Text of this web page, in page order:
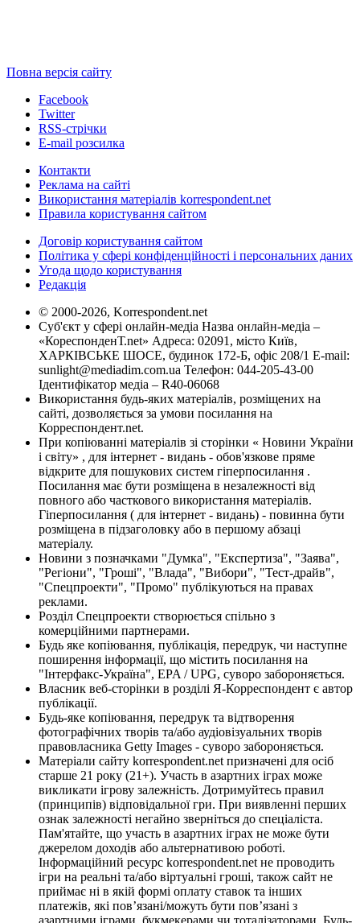
Повна версія сайту
Facebook
Twitter
RSS-стрічки
E-mail розсилка
Контакти
Реклама на сайті
Використання матеріалів korrespondent.net
Правила користування сайтом
Договір користування сайтом
Політика у сфері конфіденційності і персональних даних
Угода щодо користування
Редакція
© 2000-2026, Korrespondent.net
Суб'єкт у сфері онлайн-медіа Назва онлайн-медіа –
«КореспонденТ.net» Адреса: 02091, місто Київ,
ХАРКІВСЬКЕ ШОСЕ, будинок 172-Б, офіс 208/1 E-mail:
sunlight@mediadim.com.ua Телефон: 044-205-43-00
Ідентифікатор медіа – R40-06068
Використання будь-яких матеріалів, розміщених на
сайті, дозволяється за умови посилання на
Корреспондент.net.
При копіюванні матеріалів зі сторінки « Новини України
і світу» , для інтернет - видань - обов'язкове пряме
відкрите для пошукових систем гіперпосилання .
Посилання має бути розміщена в незалежності від
повного або часткового використання матеріалів.
Гіперпосилання ( для інтернет - видань) - повинна бути
розміщена в підзаголовку або в першому абзаці
матеріалу.
Новини з позначками "Думка", "Експертиза", "Заява",
"Регіони", "Гроші", "Влада", "Вибори", "Тест-драйв",
"Спецпроекти", "Промо" публікуються на правах
реклами.
Розділ Спецпроекти створюється спільно з
комерційними партнерами.
Будь яке копіювання, публікація, передрук, чи наступне
поширення інформації, що містить посилання на
"Інтерфакс-Україна", EPA / UPG, суворо забороняється.
Власник веб-сторінки в розділі Я-Корреспондент є автор
публікації.
Будь-яке копіювання, передрук та відтворення
фотографічних творів та/або аудіовізуальних творів
правовласника Getty Images - суворо забороняється.
Матеріали сайту korrespondent.net призначені для осіб
старше 21 року (21+). Участь в азартних іграх може
викликати ігрову залежність. Дотримуйтесь правил
(принципів) відповідальної гри. При виявленні перших
ознак залежності негайно зверніться до спеціаліста.
Пам'ятайте, що участь в азартних іграх не може бути
джерелом доходів або альтернативою роботі.
Інформаційний ресурс korrespondent.net не проводить
ігри на реальні та/або віртуальні гроші, також сайт не
приймає ні в якій формі оплату ставок та інших
платежів, які пов’язані/можуть бути пов’язані з
азартними іграми, букмекерами чи тоталізаторами. Будь-